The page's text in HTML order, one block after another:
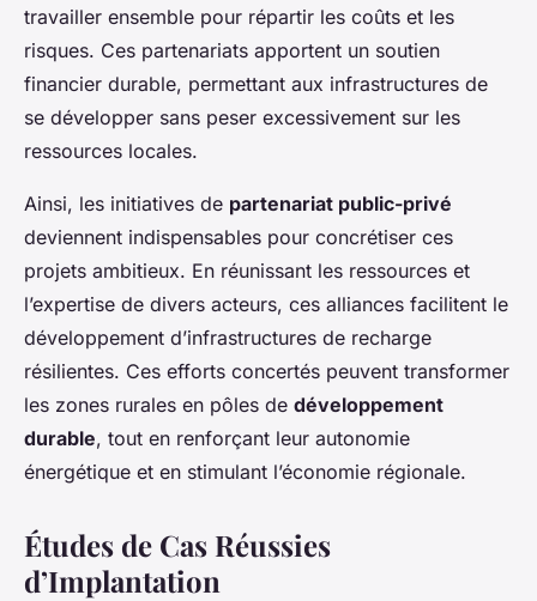
travailler ensemble pour répartir les coûts et les
risques. Ces partenariats apportent un soutien
financier durable, permettant aux infrastructures de
se développer sans peser excessivement sur les
ressources locales.
Ainsi, les initiatives de partenariat public-privé
deviennent indispensables pour concrétiser ces
projets ambitieux. En réunissant les ressources et
l’expertise de divers acteurs, ces alliances facilitent le
développement d’infrastructures de recharge
résilientes. Ces efforts concertés peuvent transformer
les zones rurales en pôles de développement
durable, tout en renforçant leur autonomie
énergétique et en stimulant l’économie régionale.
Études de Cas Réussies
d’Implantation